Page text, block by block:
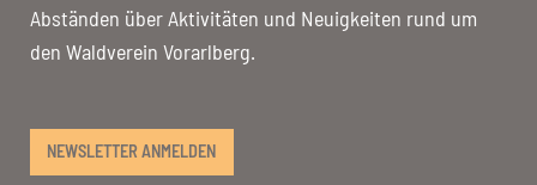
Abständen über Aktivitäten und Neuigkeiten rund um
den Waldverein Vorarlberg.
NEWSLETTER ANMELDEN